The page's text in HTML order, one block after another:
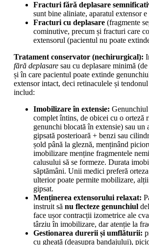
Fracturi fără deplasare
sunt bine aliniate, aparatul extensor
Fracturi cu deplasare (fragmente
cominutive, precum și fracturi care
extensorul (pacientul nu poate
Tratament conservator (nechirurgical):
fără deplasare sau cu deplasare minimă
și în care pacientul poate extinde
extensor intact, deci retinaculele și
includ:
Imobilizare în extensie:
complet întins, de obicei cu o orteză
genunchi blocată în extensie) sau un
gipsată posterioară + benzi sau
șold până la gleznă, menținând
imobilizare menține fragmentele
calusului să se formeze. Durata
săptămâni. Unii medici preferă
ulterior poate permite mobilizare,
gipsat.
Menținerea extensorului relaxat:
instruit să nu flecteze genunchiul
face ușor contracții izometrice ale
târziu în imobilizare, dar atenție la
Gestionarea durerii și umflăturii:
cu gheață (deasupra bandajului),